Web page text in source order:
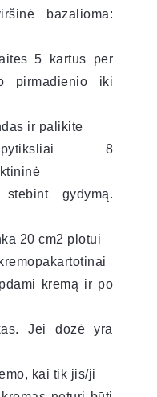
bazalioma:
5 kartus per
pirmadienio iki
ir palikite
8
gydymą.
20 cm2 plotui
kremą ir po
Jei dozė yra
kai tik jis/ji